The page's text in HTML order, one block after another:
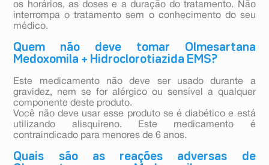
os horários, as doses e a duração do tratamento. Não
interrompa o tratamento sem o conhecimento do seu
médico.
Quem não deve tomar Olmesartana
Medoxomila + Hidroclorotiazida EMS?
Este medicamento não deve ser usado durante a
gravidez, nem se for alérgico ou sensível a qualquer
componente deste produto.
Você não deve usar esse produto se é diabético e está
utilizando alisquireno. Este medicamento é
contraindicado para menores de 6 anos.
Quais são as reações adversas de